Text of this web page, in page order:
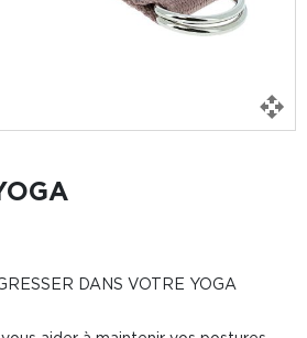
DANS VOTRE YOGA